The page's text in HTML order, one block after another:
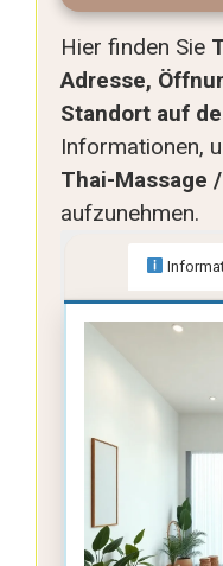
Hier finden Sie
Adresse,
Standort auf
Informationen,
Thai-Massage
aufzunehmen.